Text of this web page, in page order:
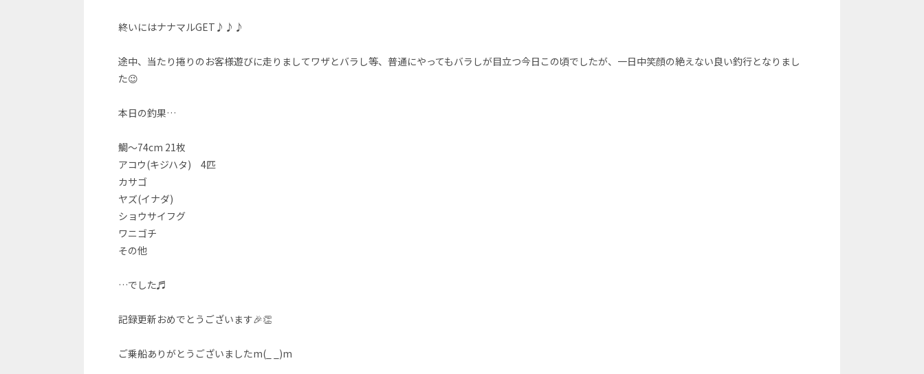
終いにはナナマルGET♪♪♪
途中、当たり捲りのお客様遊びに走りましてワザとバラし等、普通にやってもバラしが目立つ今日この頃でしたが、一日中笑顔の絶えない良い釣行となりまし
た😉
本日の釣果…
鯛～74cm 21枚
アコウ(キジハタ) 4匹
カサゴ
ヤズ(イナダ)
ショウサイフグ
ワニゴチ
その他
…でした♬
記録更新おめでとうございます🎉👏
ご乗船ありがとうございましたm(_ _)m